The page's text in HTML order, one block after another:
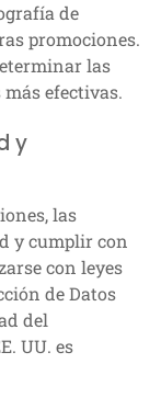
de
promociones.
las
efectivas.
y
las
y cumplir con
con leyes
de Datos
del
UU. es